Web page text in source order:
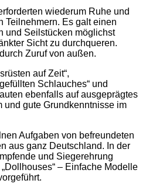
wiederum Ruhe und
Teilnehmern. Es galt einen
und Seilstücken möglichst
Sicht zu durchqueren.
Zuruf von außen.
auf Zeit“,
Schlauches“ und
ebenfalls auf ausgeprägtes
und gute Grundkenntnisse im
Aufgaben von befreundeten
aus ganz Deutschland. In der
und Siegerehrung
– Einfache Modelle